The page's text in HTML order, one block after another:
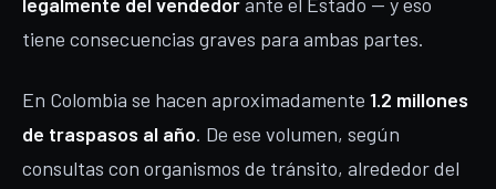
tiene consecuencias graves para ambas partes.
En Colombia se hacen aproximadamente 1.2 millones
de traspasos al año. De ese volumen, según
consultas con organismos de tránsito, alrededor del